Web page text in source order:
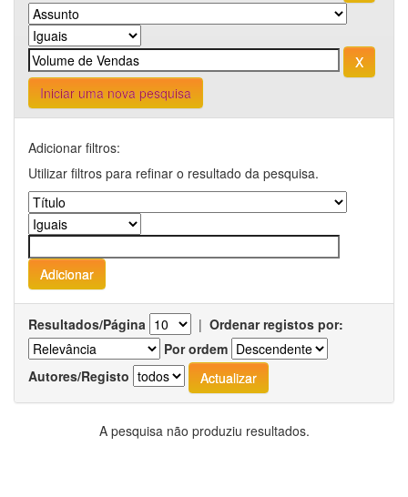
Iniciar uma nova pesquisa
Adicionar filtros:
Utilizar filtros para refinar o resultado da pesquisa.
Resultados/Página | Ordenar registos por:
Por ordem
Autores/Registo
A pesquisa não produziu resultados.